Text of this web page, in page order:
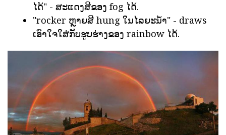
ໄດ້" - ສະແດງສີຂອງ fog ໄດ້.
"rocker ຫຼາຍສີ hung ໃນໄລຍະນ້ໍາ" - draws
ເອົາໃຈໃສ່ກັບຮູບຮ່າງຂອງ rainbow ໄດ້.